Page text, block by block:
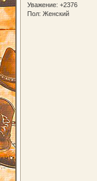
Уважение: +2376
Пол: Женский